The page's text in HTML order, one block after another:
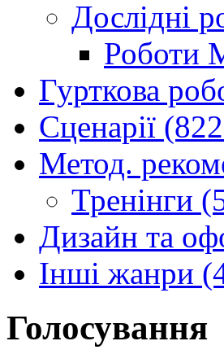
Дослідні
Роботи
Гурткова
Сценарії
Метод.
Тренінги
Дизайн та
Інші жанри
Голосування